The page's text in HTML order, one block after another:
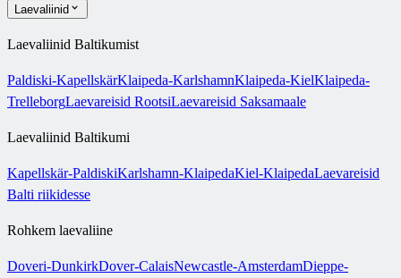
Laevaliinid
Laevaliinid Baltikumist
Paldiski-KapellskärKlaipeda-KarlshamnKlaipeda-KielKlaipeda-
TrelleborgLaevareisid RootsiLaevareisid Saksamaale
Laevaliinid Baltikumi
Kapellskär-PaldiskiKarlshamn-KlaipedaKiel-KlaipedaLaevareisid
Balti riikidesse
Rohkem laevaliine
Doveri-DunkirkDover-CalaisNewcastle-AmsterdamDieppe-